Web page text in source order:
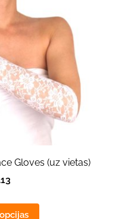
Gloves (uz vietas)